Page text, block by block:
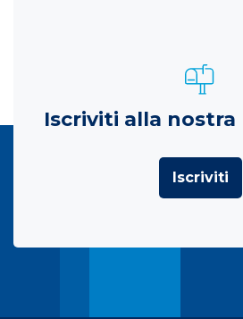
Iscriviti alla
Iscriviti